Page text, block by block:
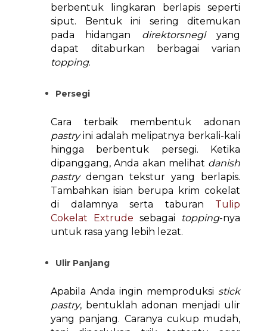
berbentuk lingkaran berlapis seperti
siput. Bentuk ini sering ditemukan
pada hidangan direktorsneglyang
dapat ditaburkan berbagai varian
topping.
Persegi
Cara terbaik membentuk adonan
pastryini adalah melipatnya berkali-kali
hingga berbentuk persegi. Ketika
dipanggang, Anda akan melihat danish
pastry dengan tekstur yang berlapis.
Tambahkan isian berupa krim cokelat
di dalamnya serta taburan Tulip
Cokelat Extrude sebagai topping-nya
untuk rasa yang lebih lezat.
Ulir Panjang
Apabila Anda ingin memproduksi stick
pastry, bentuklah adonan menjadi ulir
yang panjang. Caranya cukup mudah,